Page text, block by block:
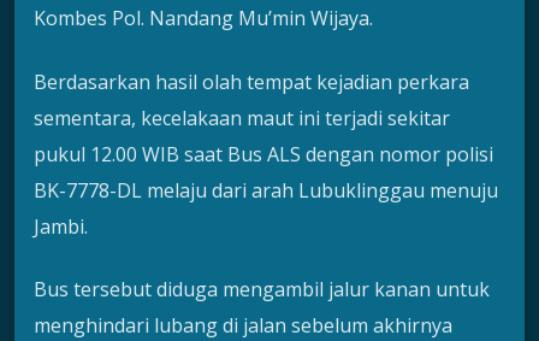
Kombes Pol. Nandang Mu’min Wijaya.
Berdasarkan hasil olah tempat kejadian perkara
sementara, kecelakaan maut ini terjadi sekitar
pukul 12.00 WIB saat Bus ALS dengan nomor polisi
BK-7778-DL melaju dari arah Lubuklinggau menuju
Jambi.
Bus tersebut diduga mengambil jalur kanan untuk
menghindari lubang di jalan sebelum akhirnya